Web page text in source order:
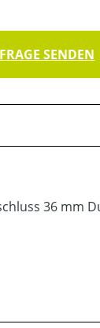
SENDEN
36 mm